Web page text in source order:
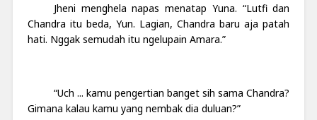
Jheni menghela napas menatap Yuna. “Lutfi dan
Chandra itu beda, Yun. Lagian, Chandra baru aja patah
hati. Nggak semudah itu ngelupain Amara.”
“Uch ... kamu pengertian banget sih sama Chandra?
Gimana kalau kamu yang nembak dia duluan?”